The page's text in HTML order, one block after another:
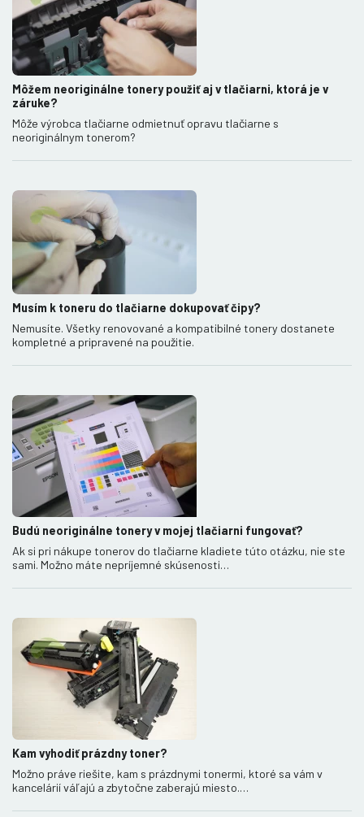
Môžem neoriginálne tonery použiť aj v tlačiarni, ktorá je v
záruke?
Môže výrobca tlačiarne odmietnuť opravu tlačiarne s
neoriginálnym tonerom?
Musím k toneru do tlačiarne dokupovať čipy?
Nemusíte. Všetky renovované a kompatibilné tonery dostanete
kompletné a pripravené na použitie.
Budú neoriginálne tonery v mojej tlačiarni fungovať?
Ak si pri nákupe tonerov do tlačiarne kladiete túto otázku, nie ste
sami. Možno máte nepríjemné skúsenosti…
Kam vyhodiť prázdny toner?
Možno práve riešite, kam s prázdnymi tonermi, ktoré sa vám v
kancelárií váľajú a zbytočne zaberajú miesto.…